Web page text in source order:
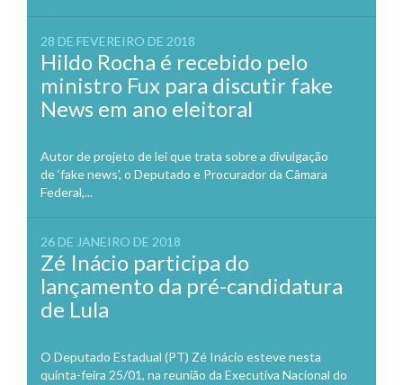
28 DE FEVEREIRO DE 2018
Hildo Rocha é recebido pelo
ministro Fux para discutir fake
News em ano eleitoral
Autor de projeto de lei que trata sobre a divulgação
de ‘fake news’, o Deputado e Procurador da Câmara
Federal,...
26 DE JANEIRO DE 2018
Zé Inácio participa do
lançamento da pré-candidatura
de Lula
O Deputado Estadual (PT) Zé Inácio esteve nesta
quinta-feira 25/01, na reunião da Executiva Nacional do